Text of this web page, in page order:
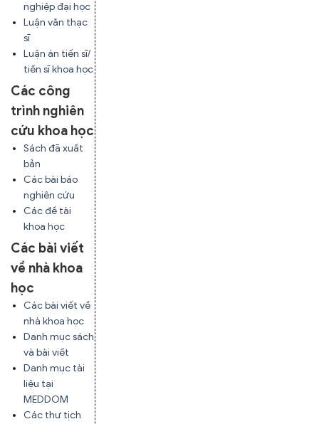
nghiệp đại học
Luận văn thạc
sĩ
Luận án tiến sĩ/
tiến sĩ khoa học
Các công
trình nghiên
cứu khoa học
Sách đã xuất
bản
Các bài báo
nghiên cứu
Các đề tài
khoa học
Các bài viết
về nhà khoa
học
Các bài viết về
nhà khoa học
Danh mục sách
và bài viết
Danh mục tài
liệu tại
MEDDOM
Các thư tịch